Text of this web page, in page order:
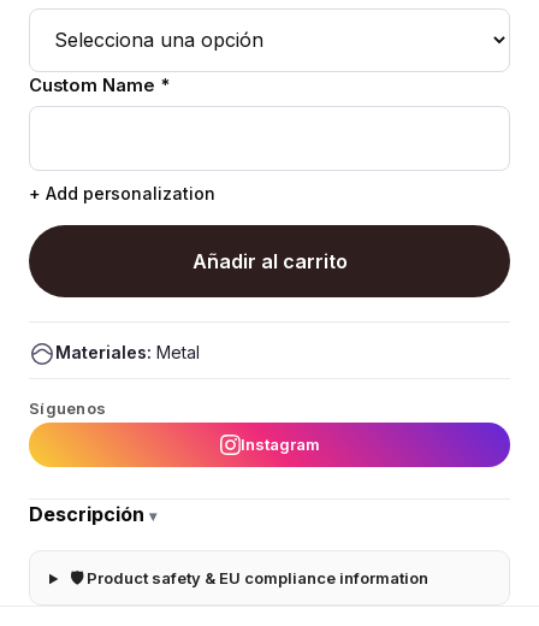
Custom Name *
+ Add personalization
Añadir al carrito
Materiales: Metal
Síguenos
Instagram
Descripción ▾
🛡 Product safety & EU compliance information